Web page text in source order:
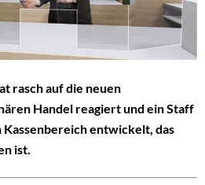
rasch auf die neuen
Handel reagiert und ein Staff
entwickelt, das
ist.